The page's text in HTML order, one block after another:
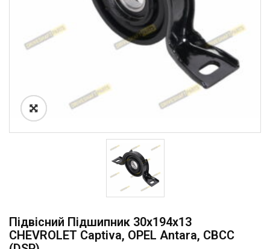
Підвісний Підшипник 30x194x13
CHEVROLET Captiva, OPEL Antara, CBCC